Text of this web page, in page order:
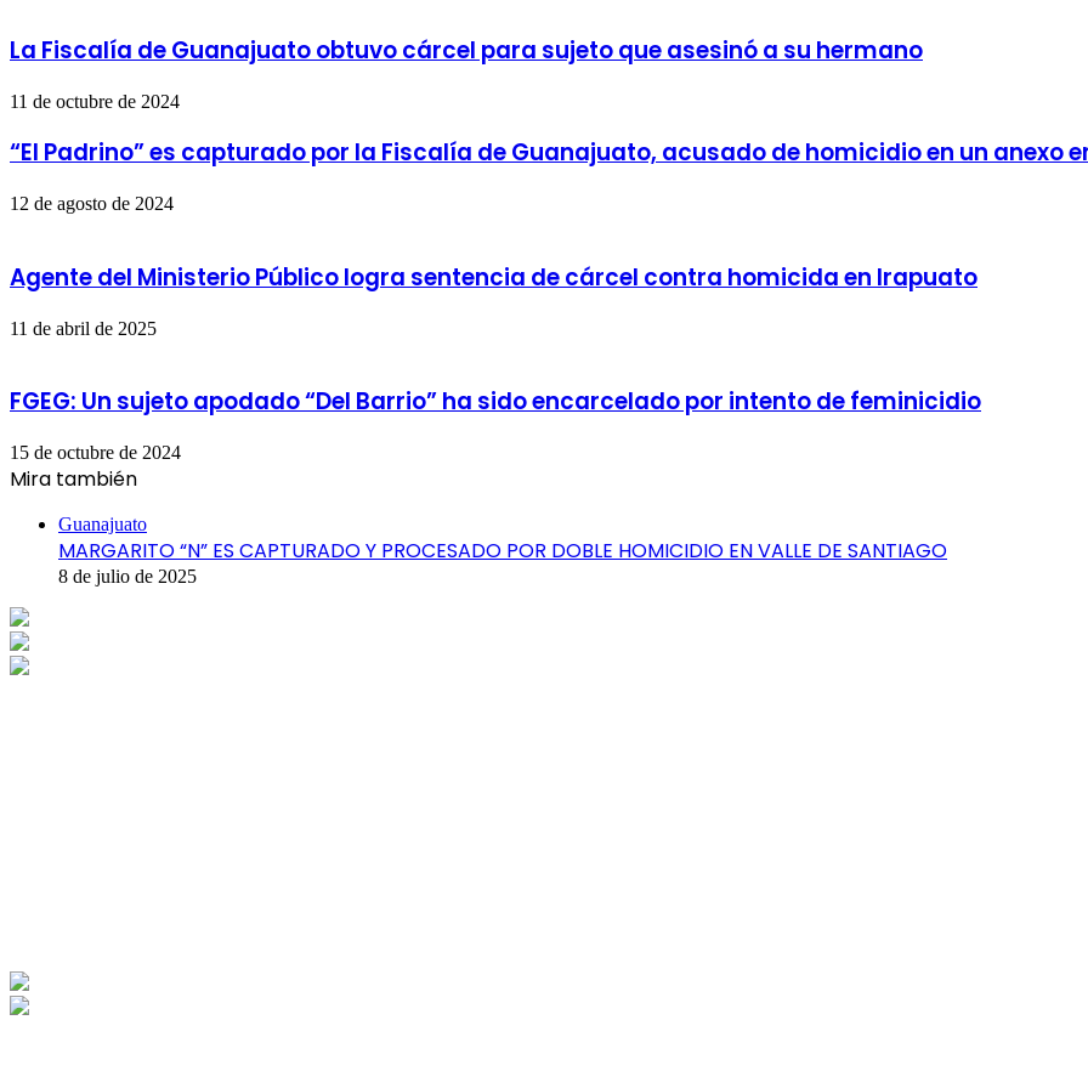
La Fiscalía de Guanajuato obtuvo cárcel para sujeto que asesinó a su hermano
11 de octubre de 2024
“El Padrino” es capturado por la Fiscalía de Guanajuato, acusado de homicidio en un anexo
12 de agosto de 2024
Agente del Ministerio Público logra sentencia de cárcel contra homicida en Irapuato
11 de abril de 2025
FGEG: Un sujeto apodado “Del Barrio” ha sido encarcelado por intento de feminicidio
15 de octubre de 2024
Mira también
Guanajuato
MARGARITO “N” ES CAPTURADO Y PROCESADO POR DOBLE HOMICIDIO EN VALLE DE SANTIAGO
8 de julio de 2025